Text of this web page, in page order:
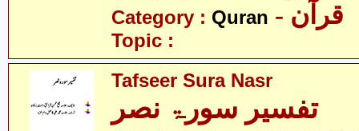
Category : Quran - قرآن
Topic :
Tafseer Sura Nasr
تفسیر سورۃ نصر